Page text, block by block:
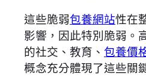
這些脆弱包養網站性在
影響，因此特別脆弱。
的社交、教育、 包養價
概念充分體現了這些關